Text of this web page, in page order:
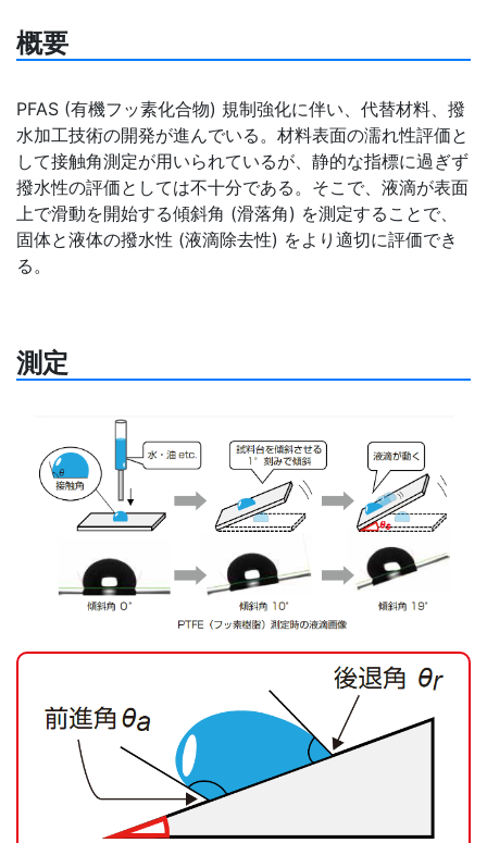
概要
PFAS (有機フッ素化合物) 規制強化に伴い、代替材料、撥
水加工技術の開発が進んでいる。材料表面の濡れ性評価と
して接触角測定が用いられているが、静的な指標に過ぎず
撥水性の評価としては不十分である。そこで、液滴が表面
上で滑動を開始する傾斜角 (滑落角) を測定することで、
固体と液体の撥水性 (液滴除去性) をより適切に評価でき
る。
測定